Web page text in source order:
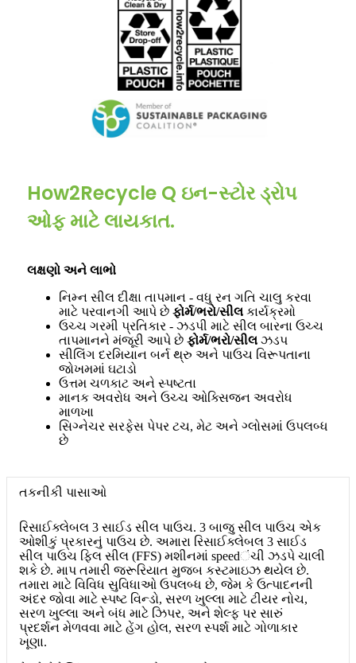
How2Recycle Q ઇન-સ્ટોર ડ્રોપ
ઓફ માટે લાયકાત.
લક્ષણો અને લાભો
નિમ્ન સીલ દીક્ષા તાપમાન - વધુ રન ગતિ ચાલુ કરવા
માટે પરવાનગી આપે છે ફોર્મ/ભરો/સીલ કાર્યક્રમો
ઉચ્ચ ગરમી પ્રતિકાર - ઝડપી માટે સીલ બારના ઉચ્ચ
તાપમાનને મંજૂરી આપે છે ફોર્મ/ભરો/સીલ ઝડપ
સીલિંગ દરમિયાન બર્ન થ્રુ અને પાઉચ વિરૂપતાના
જોખમમાં ઘટાડો
ઉત્તમ ચળકાટ અને સ્પષ્ટતા
માનક અવરોધ અને ઉચ્ચ ઓક્સિજન અવરોધ
માળખા
સિગ્નેચર સરફેસ પેપર ટચ, મેટ અને ગ્લોસમાં ઉપલબ્ધ
છે
તકનીકી પાસાઓ
રિસાઈક્લેબલ 3 સાઈડ સીલ પાઉચ. 3 બાજુ સીલ પાઉચ એક
ઓશીકું પ્રકારનું પાઉચ છે. અમારા રિસાઈક્લેબલ 3 સાઈડ
સીલ પાઉચ ફિલ સીલ (FFS) મશીનમાં speedંચી ઝડપે ચાલી
શકે છે. માપ તમારી જરૂરિયાત મુજબ કસ્ટમાઇઝ થયેલ છે.
તમારા માટે વિવિધ સુવિધાઓ ઉપલબ્ધ છે, જેમ કે ઉત્પાદનની
અંદર જોવા માટે સ્પષ્ટ વિન્ડો, સરળ ખુલ્લા માટે ટીયર નોચ,
સરળ ખુલ્લા અને બંધ માટે ઝિપર, અને શેલ્ફ પર સારું
પ્રદર્શન મેળવવા માટે હેંગ હોલ, સરળ સ્પર્શ માટે ગોળાકાર
ખૂણા.